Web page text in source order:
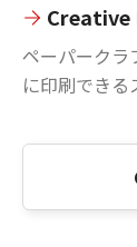
Creative
ペーパークラ
に印刷できる